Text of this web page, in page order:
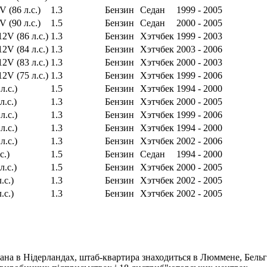
(86 л.с.)
1.3 Бензин Седан
1999 - 2005
(90 л.с.)
1.5 Бензин Седан
2000 - 2005
(86 л.с.) 1.3 Бензин Хэтчбек 1999 - 2003
(84 л.с.) 1.3 Бензин Хэтчбек 2003 - 2006
(83 л.с.) 1.3 Бензин Хэтчбек 2000 - 2003
(75 л.с.) 1.3 Бензин Хэтчбек 1999 - 2006
1.5 Бензин Хэтчбек 1994 - 2000
1.3 Бензин Хэтчбек 2000 - 2005
1.3 Бензин Хэтчбек 1999 - 2006
1.3 Бензин Хэтчбек 1994 - 2000
1.3 Бензин Хэтчбек 2002 - 2006
1.5 Бензин Седан
1994 - 2000
1.5 Бензин Хэтчбек 2000 - 2005
1.3 Бензин Хэтчбек 2002 - 2005
1.3 Бензин Хэтчбек 2002 - 2005
в Нідерландах, штаб-квартира знаходиться в Люммене,